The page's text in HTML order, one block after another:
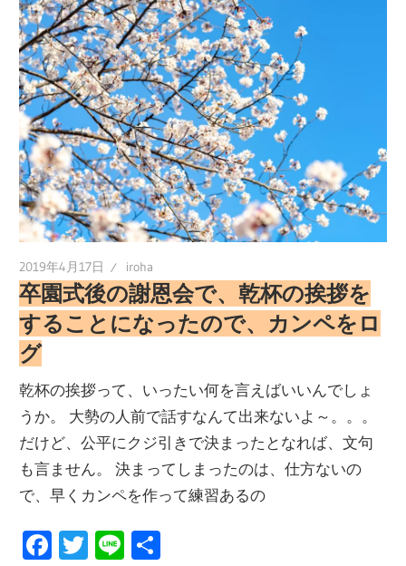
2019年4月17日 iroha
卒園式後の謝恩会で、乾杯の挨拶を
することになったので、カンペをロ
グ
乾杯の挨拶って、いったい何を言えばいいんでしょ
うか。 大勢の人前で話すなんて出来ないよ～。。。
だけど、公平にクジ引きで決まったとなれば、文句
も言ません。 決まってしまったのは、仕方ないの
で、早くカンペを作って練習あるの
Facebook
Twitter
Line